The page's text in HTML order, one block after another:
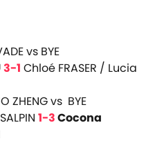
vs BYE
3-1 Chloé FRASER / Lucia
ZHENG vs BYE
1-3Cocona